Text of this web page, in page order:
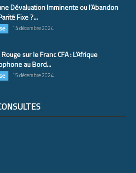
Dévaluation Imminente ou l’Abandon
Fixe ?...
14 décembre 2024
sur le Franc CFA : L’Afrique
au Bord...
15 décembre 2024